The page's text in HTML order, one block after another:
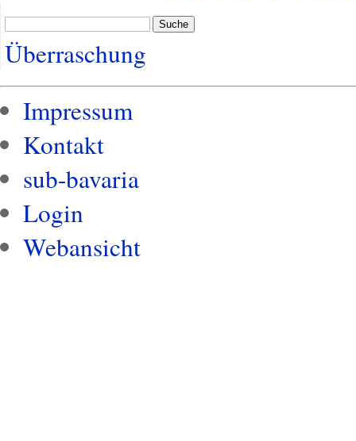
Suche
Überraschung
Impressum
Kontakt
sub-bavaria
Login
Webansicht